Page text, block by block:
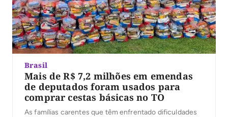
Brasil
Mais de R$ 7,2 milhões em emendas
de deputados foram usados para
comprar cestas básicas no TO
As famílias carentes que têm enfrentado dificuldades